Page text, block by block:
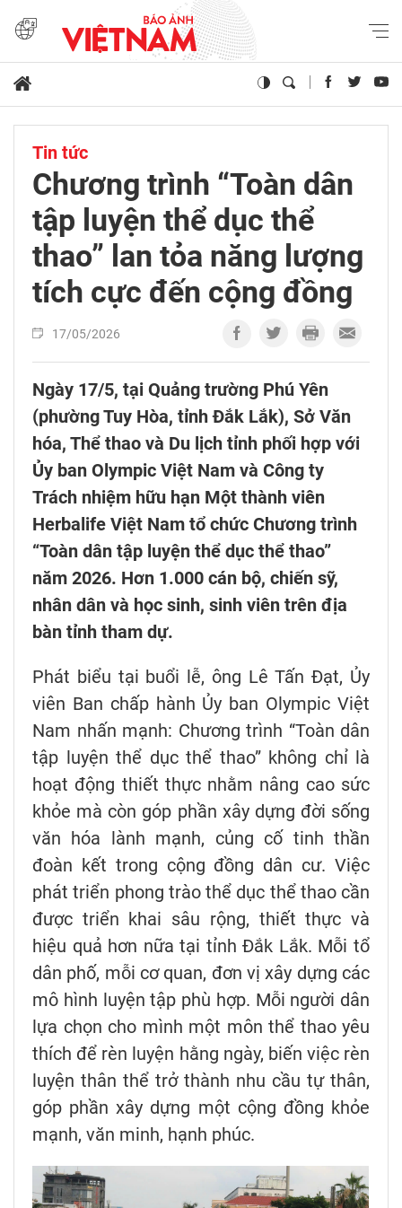
Tin tức
Chương trình “Toàn dân
tập luyện thể dục thể
thao” lan tỏa năng lượng
tích cực đến cộng đồng
17/05/2026
Ngày 17/5, tại Quảng trường Phú Yên
(phường Tuy Hòa, tỉnh Đắk Lắk), Sở Văn
hóa, Thể thao và Du lịch tỉnh phối hợp với
Ủy ban Olympic Việt Nam và Công ty
Trách nhiệm hữu hạn Một thành viên
Herbalife Việt Nam tổ chức Chương trình
“Toàn dân tập luyện thể dục thể thao”
năm 2026. Hơn 1.000 cán bộ, chiến sỹ,
nhân dân và học sinh, sinh viên trên địa
bàn tỉnh tham dự.
Phát biểu tại buổi lễ, ông Lê Tấn Đạt, Ủy
viên Ban chấp hành Ủy ban Olympic Việt
Nam nhấn mạnh: Chương trình “Toàn dân
tập luyện thể dục thể thao” không chỉ là
hoạt động thiết thực nhằm nâng cao sức
khỏe mà còn góp phần xây dựng đời sống
văn hóa lành mạnh, củng cố tinh thần
đoàn kết trong cộng đồng dân cư. Việc
phát triển phong trào thể dục thể thao cần
được triển khai sâu rộng, thiết thực và
hiệu quả hơn nữa tại tỉnh Đắk Lắk. Mỗi tổ
dân phố, mỗi cơ quan, đơn vị xây dựng các
mô hình luyện tập phù hợp. Mỗi người dân
lựa chọn cho mình một môn thể thao yêu
thích để rèn luyện hằng ngày, biến việc rèn
luyện thân thể trở thành nhu cầu tự thân,
góp phần xây dựng một cộng đồng khỏe
mạnh, văn minh, hạnh phúc.